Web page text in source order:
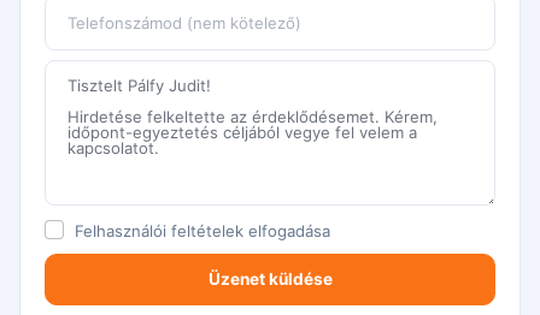
Felhasználói feltételek elfogadása